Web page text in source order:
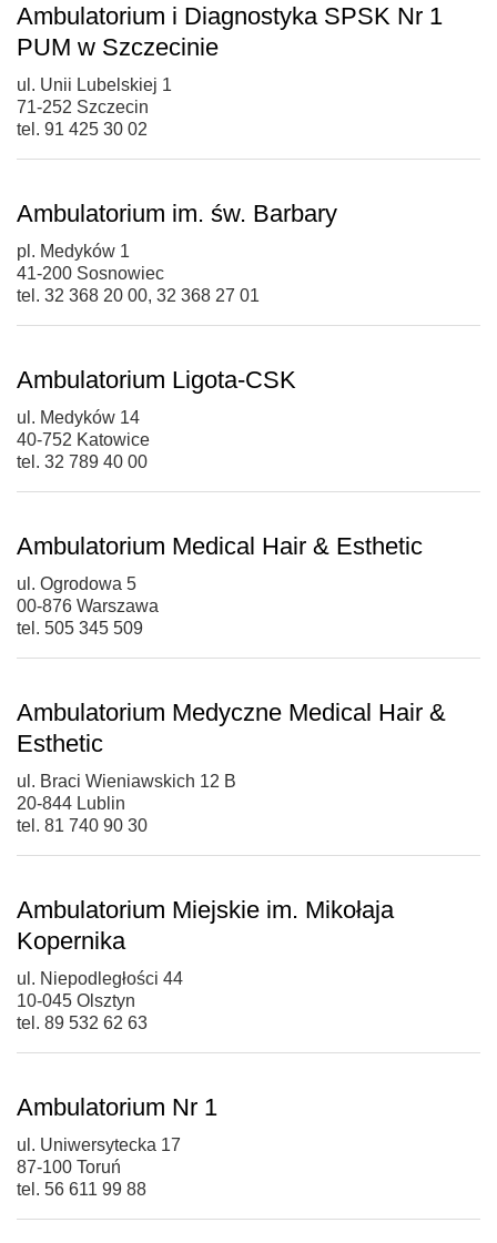
Ambulatorium i Diagnostyka SPSK Nr 1
PUM w Szczecinie
ul. Unii Lubelskiej 1
71-252 Szczecin
tel. 91 425 30 02
Ambulatorium im. św. Barbary
pl. Medyków 1
41-200 Sosnowiec
tel. 32 368 20 00, 32 368 27 01
Ambulatorium Ligota-CSK
ul. Medyków 14
40-752 Katowice
tel. 32 789 40 00
Ambulatorium Medical Hair & Esthetic
ul. Ogrodowa 5
00-876 Warszawa
tel. 505 345 509
Ambulatorium Medyczne Medical Hair &
Esthetic
ul. Braci Wieniawskich 12 B
20-844 Lublin
tel. 81 740 90 30
Ambulatorium Miejskie im. Mikołaja
Kopernika
ul. Niepodległości 44
10-045 Olsztyn
tel. 89 532 62 63
Ambulatorium Nr 1
ul. Uniwersytecka 17
87-100 Toruń
tel. 56 611 99 88